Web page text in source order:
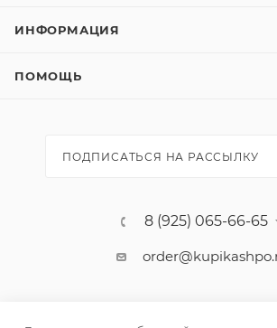
ИНФОРМАЦИЯ
ПОМОЩЬ
ПОДПИСАТЬСЯ НА РАССЫЛКУ
8 (925) 065-66-65